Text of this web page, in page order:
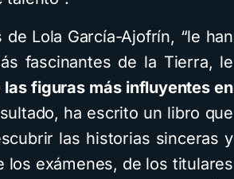
Lola García-Ajofrín, “le han
fascinantes de la Tierra, le
figuras más influyentes en
ha escrito un libro que
las historias sinceras y
los exámenes, de los titulares